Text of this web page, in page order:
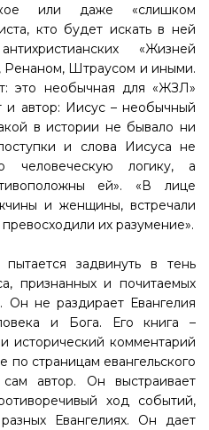
или даже «слишком
кто будет искать в ней
«Жизней
Ренаном, Штраусом и иными.
это необычная для «ЖЗЛ»
и автор: Иисус – необычный
в истории не бывало ни
и слова Иисуса не
человеческую логику, а
ей». «В лице
и женщины, встречали
их разумение».
задвинуть в тень
признанных и почитаемых
Он не раздирает Евангелия
и Бога. Его книга –
исторический комментарий
по страницам евангельского
автор. Он выстраивает
ход событий,
Евангелиях. Он дает